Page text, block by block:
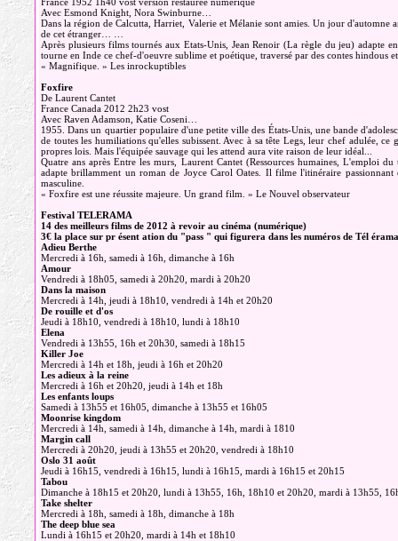
Avec Esmond Knight, Nora Swinburne…
Dans la région de Calcutta, Harriet, Valerie et Mélanie sont amies. Un jour d'automne
de cet étranger… …
Après plusieurs films tournés aux Etats-Unis, Jean Renoir (La règle du jeu) adapte
tourne en Inde ce chef-d'oeuvre sublime et poétique, traversé par des contes hindous
« Magnifique. » Les inrockuptibles
Foxfire
De Laurent Cantet
France Canada 2012 2h23 vost
Avec Raven Adamson, Katie Coseni…
1955. Dans un quartier populaire d'une petite ville des États-Unis, une bande
de toutes les humiliations qu'elles subissent. Avec à sa tête Legs, leur chef adulée,
propres lois. Mais l'équipée sauvage qui les attend aura vite raison de leur idéal...
Quatre ans après Entre les murs, Laurent Cantet (Ressources humaines, L'emploi
adapte brillamment un roman de Joyce Carol Oates. Il filme l'itinéraire
masculine.
« Foxfire est une réussite majeure. Un grand film. » Le Nouvel observateur
Festival TELERAMA
14 des meilleurs films de 2012 à revoir au cinéma (numérique)
3€ la place sur pr ésent ation du "pass " qui figurera dans les numéros de Tél
Adieu Berthe
Mercredi à 16h, samedi à 16h, dimanche à 16h
Amour
Vendredi à 18h05, samedi à 20h20, mardi à 20h20
Dans la maison
Mercredi à 14h, jeudi à 18h10, vendredi à 14h et 20h20
De rouille et d'os
Jeudi à 18h10, vendredi à 18h10, lundi à 18h10
Elena
Vendredi à 13h55, 16h et 20h30, samedi à 18h15
Killer Joe
Mercredi à 14h et 18h, jeudi à 16h et 20h20
Les adieux à la reine
Mercredi à 16h et 20h20, jeudi à 14h et 18h
Les enfants loups
Samedi à 13h55 et 16h05, dimanche à 13h55 et 16h05
Moonrise kingdom
Mercredi à 14h, samedi à 14h, dimanche à 14h, mardi à 1810
Margin call
Mercredi à 20h20, jeudi à 13h55 et 20h20, vendredi à 18h10
Oslo 31 août
Jeudi à 16h15, vendredi à 16h15, lundi à 16h15, mardi à 16h15 et 20h15
Tabou
Dimanche à 18h15 et 20h20, lundi à 13h55, 16h, 18h10 et 20h20, mardi à 13h55,
Take shelter
Mercredi à 18h, samedi à 18h, dimanche à 18h
The deep blue sea
Lundi à 16h15 et 20h20, mardi à 14h et 18h10